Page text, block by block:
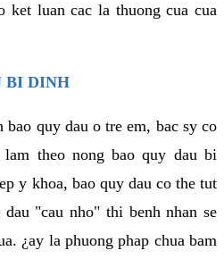
ket luan cac la thuong cua cua
BI DINH
quy dau o tre em, bac sy co
lam theo nong bao quy dau bi
y khoa, bao quy dau co the tut
"cau nho" thi benh nhan se
¿ay la phuong phap chua bam